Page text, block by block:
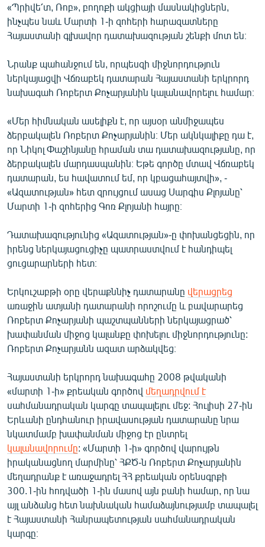
ՏԵՍԱՆՅՈՒԹԵՐ
ԲԱՆԱՎԵՃ
ՓՈԴՔԱՍԹ
English
Русский
ՀԵՏԵՎԵՔ ՄԵԶ
«Ազատության» բոլոր կայքերը
«Պրիվե՛տ, Ռոբ», բողոքի ակցիայի մասնակիցներն,
ինչպես նաև Մարտի 1-ի զոհերի հարազատները
Հայաստանի գլխավոր դատախազության շենքի մոտ են։
Նրանք պահանջում են, որպեսզի միջնորդություն
ներկայացվի Վճռաբեկ դատարան Հայաստանի երկրորդ
նախագահ Ռոբերտ Քոչարյանին կալանավորելու համար։
«Մեր հիմնական ասելիքն է, որ այսօր անմիջապես
ձերբակալեն Ռոբերտ Քոչարյանին։ Մեր ակնկալիքը դա է,
որ Նիկոլ Փաշինյանը հրաման տա դատախազությանը, որ
ձերբակալեն մարդասպանին։ Եթե գործը մտավ Վճռաբեկ
դատարան, ես հավատում եմ, որ կբացահայտվի», -
«Ազատության» հետ զրույցում ասաց Սարգիս Քլոյանը՝
Մարտի 1-ի զոհերից Գոռ Քլոյանի հայրը։
Դատախազությունից «Ազատության»-ը փոխանցեցին, որ
իրենց ներկայացուցիչը պատրաստվում է հանդիպել
ցուցարարների հետ։
Երկուշաբթի օրը վերաքննիչ դատարանը վերացրեց
առաջին ատյանի դատարանի որոշումը և բավարարեց
Ռոբերտ Քոչարյանի պաշտպանների ներկայացրած՝
խափանման միջոց կալանքը փոխելու միջնորդությունը:
Ռոբերտ Քոչարյանն ազատ արձակվեց։
Հայաստանի երկրորդ նախագահը 2008 թվականի
«մարտի 1-ի» քրեական գործով մեղադրվում է
սահմանադրական կարգը տապալելու մեջ: Հուլիսի 27-ին
Երևանի ընդհանուր իրավասության դատարանը նրա
նկատմամբ խափանման միջոց էր ընտրել
կալանավորումը: «Մարտի 1-ի» գործով վարույթն
իրականացնող մարմինը՝ ՀՔԾ-ն Ռոբերտ Քոչարյանին
մեղադրանք է առաջադրել ՀՀ քրեական օրենսգրքի
300.1-ին հոդվածի 1-ին մասով այն բանի համար, որ նա
այլ անձանց հետ նախնական համաձայնությամբ տապալել
է Հայաստանի Հանրապետության սահմանադրական
կարգը։